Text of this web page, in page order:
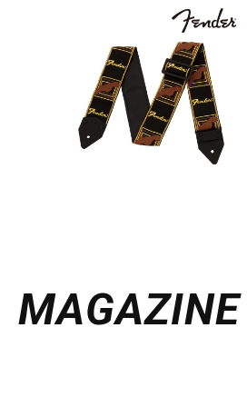
MAGAZINE